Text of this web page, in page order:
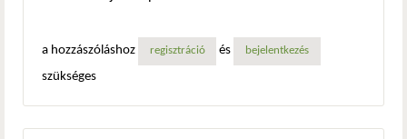
a hozzászóláshoz regisztráció és bejelentkezés
szükséges